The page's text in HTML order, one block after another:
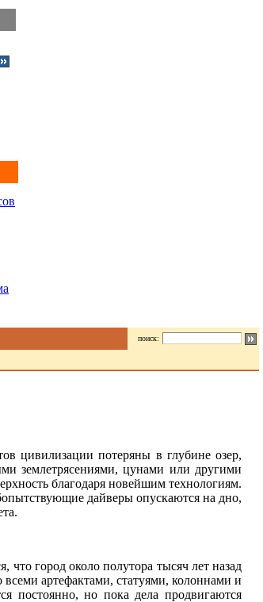
поиск:
цивилизации потеряны в глубине озер,
землетрясениями, цунами или другими
благодаря новейшим технологиям.
дайверы опускаются на дно,
город около полутора тысяч лет назад
артефактами, статуями, колоннами и
постоянно, но пока дела продвигаются